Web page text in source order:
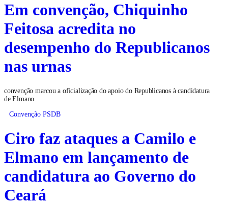
Em convenção, Chiquinho
Feitosa acredita no
desempenho do Republicanos
nas urnas
convenção marcou a oficialização do apoio do Republicanos à candidatura
de Elmano
Convenção PSDB
Ciro faz ataques a Camilo e
Elmano em lançamento de
candidatura ao Governo do
Ceará